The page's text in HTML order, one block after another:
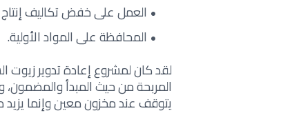
العمل على خفض تكاليف إنتاج
المحافظة على المواد الأولية.
لقد كان لمشروع إعادة تدوير زيوت
المربحة من حيث المبدأ والمضمون،
يتوقف عند مخزون معين وإنما يزيد